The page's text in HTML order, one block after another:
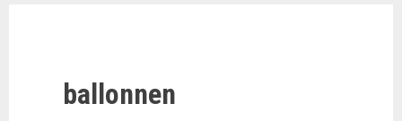
ballonnen